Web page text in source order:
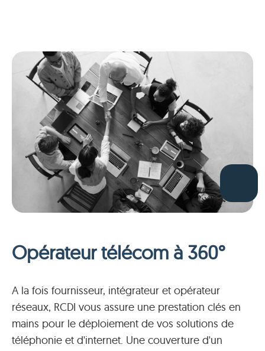
Opérateur télécom à 360°
A la fois fournisseur, intégrateur et opérateur
réseaux, RCDI vous assure une prestation clés en
mains pour le déploiement de vos solutions de
téléphonie et d'internet. Une couverture d'un